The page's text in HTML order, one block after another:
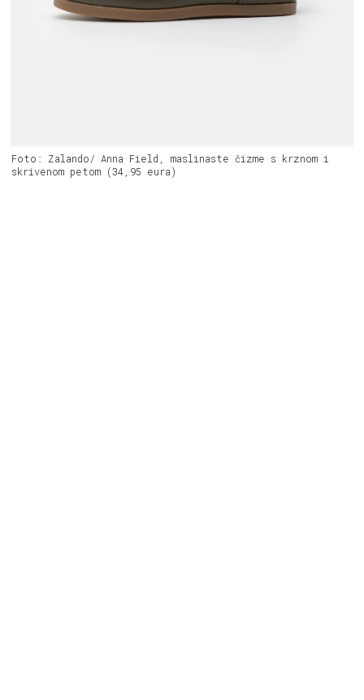
Foto: Zalando/ Anna Field, maslinaste čizme s krznom i
skrivenom petom (34,95 eura)